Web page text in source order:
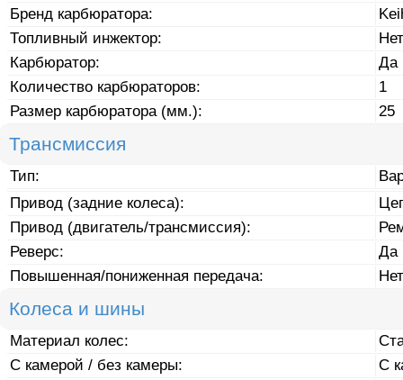
Бренд карбюратора:
Топливный инжектор:
Нет
Карбюратор:
Да
Количество карбюраторов:
1
Размер карбюратора (мм.):
25
Трансмиссия
Тип:
Привод (задние колеса):
Привод (двигатель/трансмиссия):
Реверс:
Да
Повышенная/пониженная передача:
Нет
Колеса и шины
Материал колес:
С камерой / без камеры:
С